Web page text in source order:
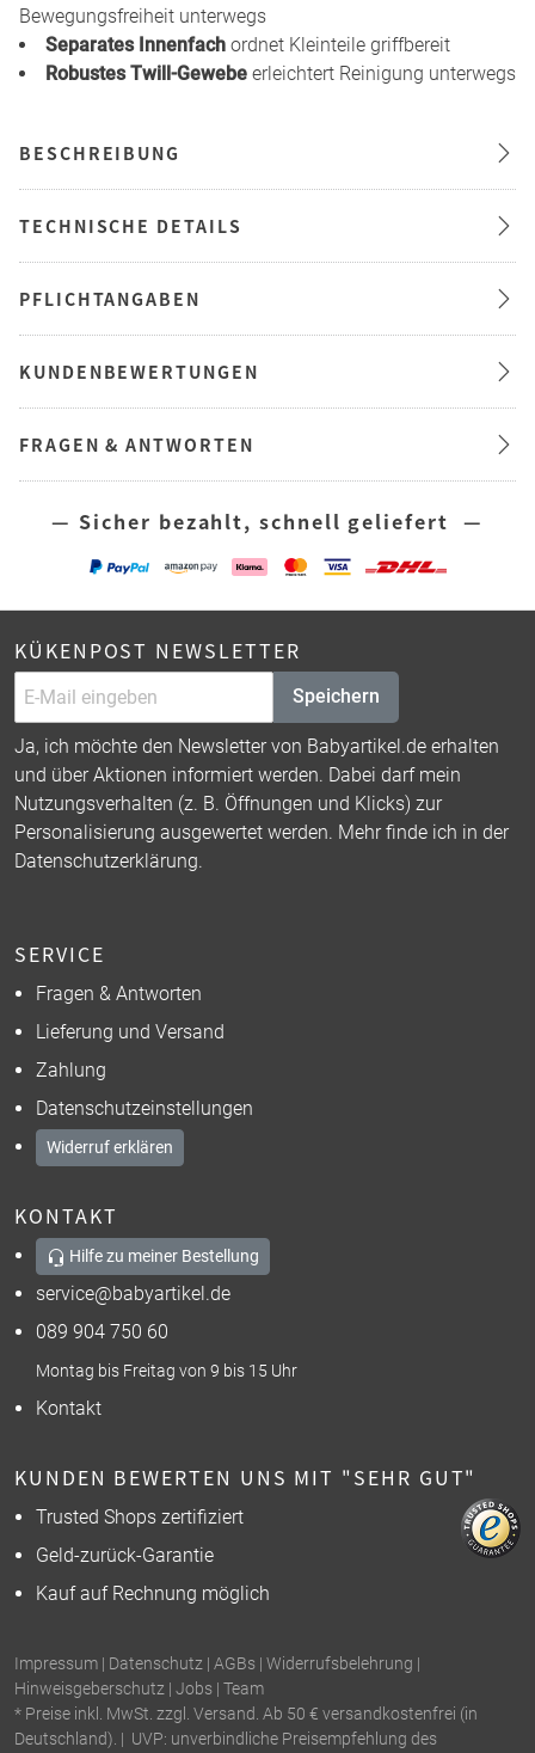
Bewegungsfreiheit unterwegs
Separates Innenfach ordnet Kleinteile griffbereit
Robustes Twill-Gewebe erleichtert Reinigung unterwegs
BESCHREIBUNG
TECHNISCHE DETAILS
PFLICHTANGABEN
KUNDENBEWERTUNGEN
FRAGEN & ANTWORTEN
— Sicher bezahlt, schnell geliefert —
KÜKENPOST NEWSLETTER
Speichern
Ja, ich möchte den Newsletter von Babyartikel.de erhalten
und über Aktionen informiert werden. Dabei darf mein
Nutzungsverhalten (z. B. Öffnungen und Klicks) zur
Personalisierung ausgewertet werden. Mehr finde ich in der
Datenschutzerklärung.
SERVICE
Fragen & Antworten
Lieferung und Versand
Zahlung
Datenschutzeinstellungen
Widerruf erklären
KONTAKT
Hilfe zu meiner Bestellung
service@babyartikel.de
089 904 750 60
Montag bis Freitag von 9 bis 15 Uhr
Kontakt
KUNDEN BEWERTEN UNS MIT "SEHR GUT"
Trusted Shops zertifiziert
Geld-zurück-Garantie
Kauf auf Rechnung möglich
Impressum Datenschutz AGBs Widerrufsbelehrung
Hinweisgeberschutz Jobs Team
* Preise inkl. MwSt. zzgl. Versand. Ab 50 € versandkostenfrei (in
Deutschland). | UVP: unverbindliche Preisempfehlung des